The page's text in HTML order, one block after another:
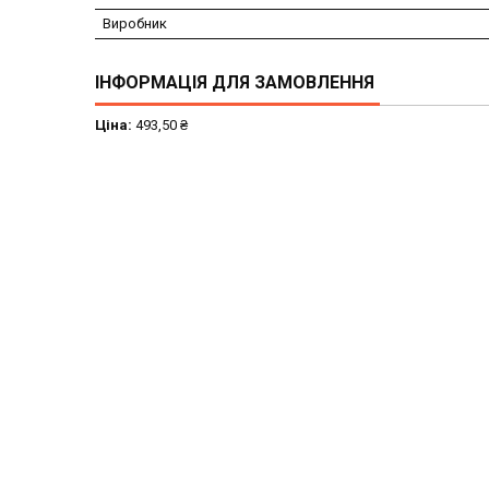
Виробник
ІНФОРМАЦІЯ ДЛЯ ЗАМОВЛЕННЯ
Ціна: 493,50 ₴